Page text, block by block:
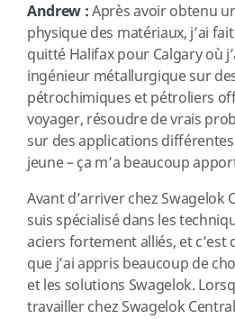
Andrew :Après avoir obtenu
physique des matériaux, j’ai
quitté Halifax pour Calgary où
ingénieur métallurgique sur
pétrochimiques et pétroliers
voyager, résoudre de vrais
sur des applications
jeune – ça m’a beaucoup
Avant d’arriver chez Swagelok
suis spécialisé dans les
aciers fortement alliés, et
que j’ai appris beaucoup de
et les solutions Swagelok.
travailler chez Swagelok